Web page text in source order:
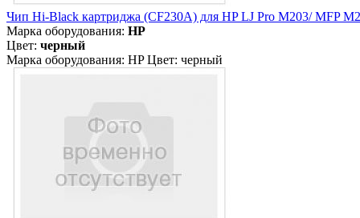
Чип Hi-Black картриджа (CF230A) для HP LJ Pro M203/ MFP
Марка оборудования: HP
Цвет: черный
Марка оборудования: HP Цвет: черный